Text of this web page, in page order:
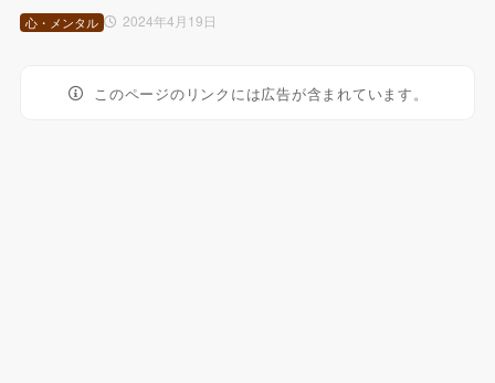
2024年4月19日
心・メンタル
このページのリンクには広告が含まれています。